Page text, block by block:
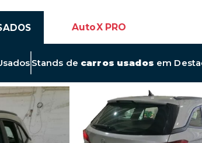
AutoX PRO
Link
para
Novos
Anúncios
de
Carros
Stands de carros usados em